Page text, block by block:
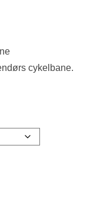
cykelbane.